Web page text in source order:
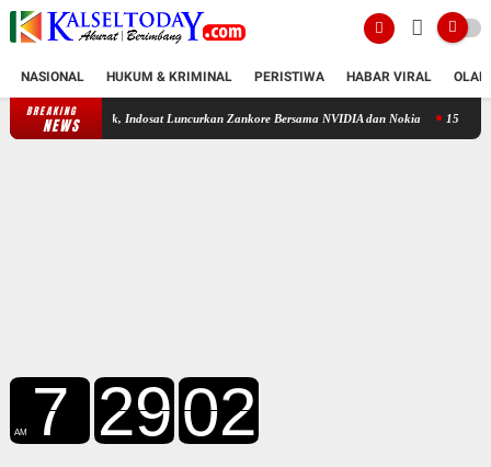
NASIONAL HUKUM & KRIMINAL PERISTIWA HABAR VIRAL
BREAKING
NEWS
Indosat Luncurkan Zankore Bersama NVIDIA dan Nokia 15 Taruna Akpol-AAL